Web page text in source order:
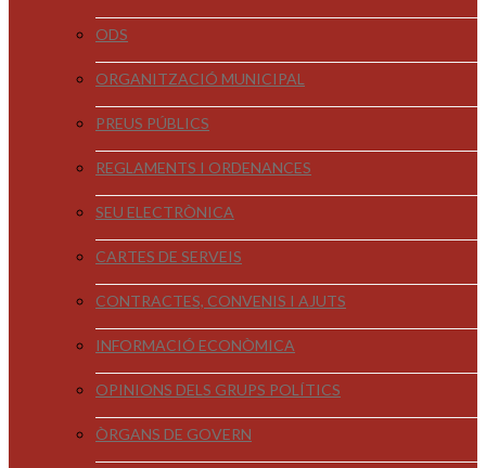
ODS
ORGANITZACIÓ MUNICIPAL
PREUS PÚBLICS
REGLAMENTS I ORDENANCES
SEU ELECTRÒNICA
CARTES DE SERVEIS
CONTRACTES, CONVENIS I AJUTS
INFORMACIÓ ECONÒMICA
OPINIONS DELS GRUPS POLÍTICS
ÒRGANS DE GOVERN